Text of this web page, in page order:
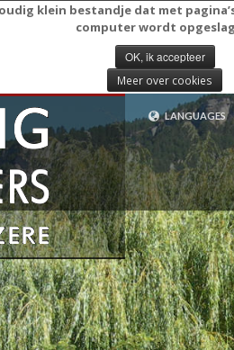
klein bestandje dat met
computer wordt
OK, ik accepteer
Meer over cookies
LANGUAGES
NEDERLANDS
FRANÇAIS (FR)
ENGLISH (UK)